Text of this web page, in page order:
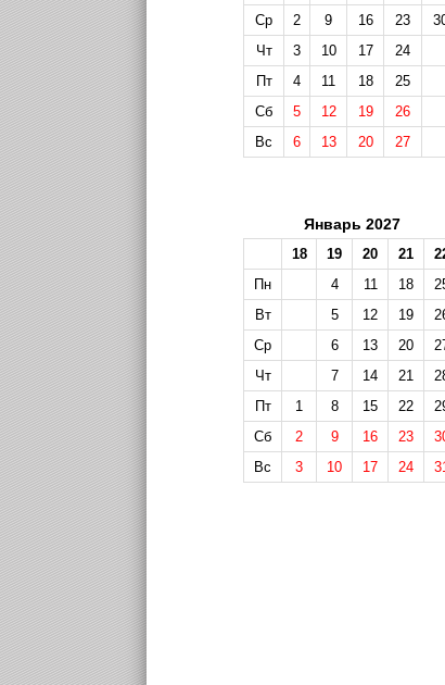
Ср
2 9 16 23
Чт
3 10 17
24
Пт
4 11 18
25
Сб
5 12 19
26
Вс
6 13 20 27
Январь 2027
18 19 20 21
Пн
4 11 18
Вт
5 12 19
Ср
6 13 20
Чт
7 14 21
Пт
1 8 15 22
Сб
2 9 16 23
Вс
3 10 17 24